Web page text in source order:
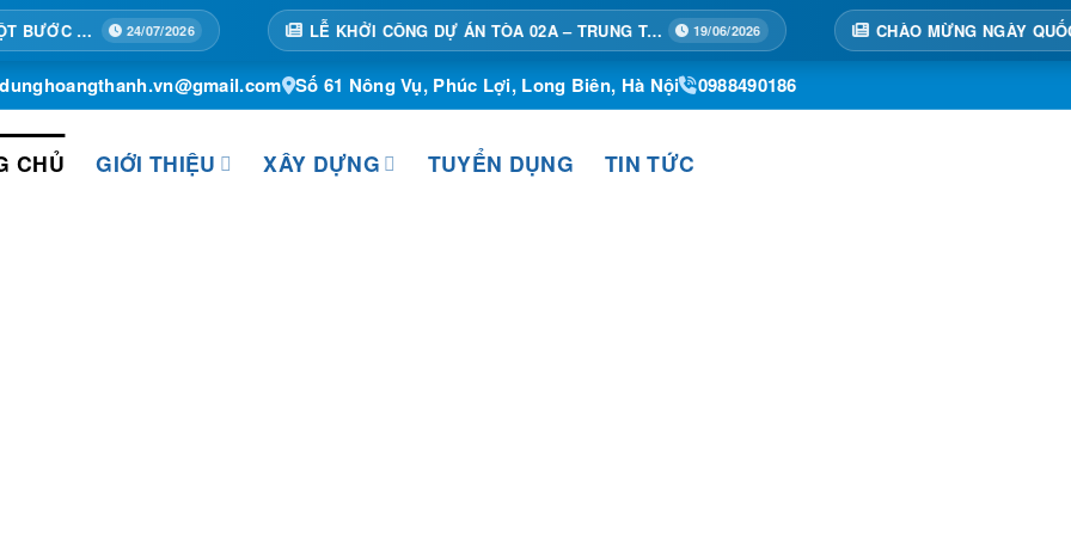
07/2026 LỄ KHỞI CÔNG DỰ ÁN TÒA 02A – TRUNG TÂM THƯƠNG MẠI HỒNG KÔNG, KHÁCH SẠN, CĂN HỘ ĐỂ BÁN VÀ CHO THUÊ 19/06/2026
Số 61 Nông Vụ, Phúc Lợi, Long Biên, Hà Nội 0988490186
CHỦ GIỚI THIỆU XÂY DỰNG TUYỂN DỤNG TIN TỨC